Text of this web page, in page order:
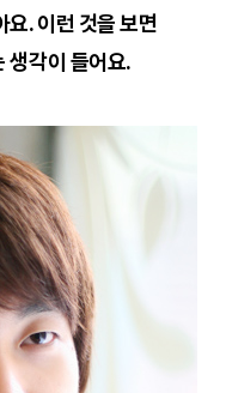
요. 이런 것을 보면
생각이 들어요.